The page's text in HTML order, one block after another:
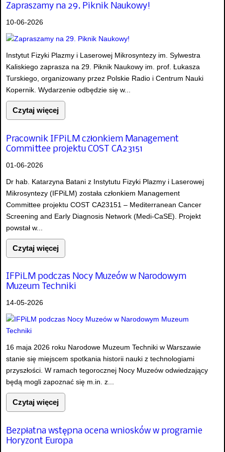
Zapraszamy na 29. Piknik Naukowy!
10-06-2026
Instytut Fizyki Plazmy i Laserowej Mikrosyntezy im. Sylwestra
Kaliskiego zaprasza na 29. Piknik Naukowy im. prof. Łukasza
Turskiego, organizowany przez Polskie Radio i Centrum Nauki
Kopernik. Wydarzenie odbędzie się w...
Czytaj więcej
Pracownik IFPiLM członkiem Management
Committee projektu COST CA23151
01-06-2026
Dr hab. Katarzyna Batani z Instytutu Fizyki Plazmy i Laserowej
Mikrosyntezy (IFPiLM) została członkiem Management
Committee projektu COST CA23151 – Mediterranean Cancer
Screening and Early Diagnosis Network (Medi-CaSE). Projekt
powstał w...
Czytaj więcej
IFPiLM podczas Nocy Muzeów w Narodowym
Muzeum Techniki
14-05-2026
16 maja 2026 roku Narodowe Muzeum Techniki w Warszawie
stanie się miejscem spotkania historii nauki z technologiami
przyszłości. W ramach tegorocznej Nocy Muzeów odwiedzający
będą mogli zapoznać się m.in. z...
Czytaj więcej
Bezpłatna wstępna ocena wniosków w programie
Horyzont Europa